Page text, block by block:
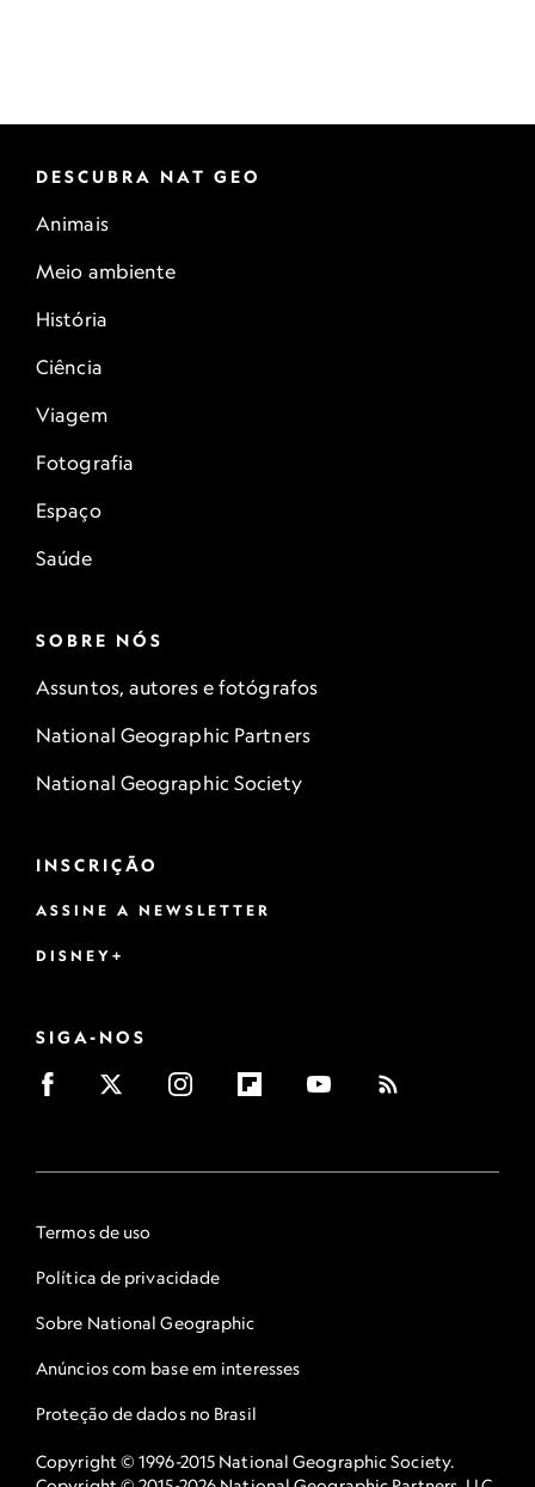
DESCUBRA NAT GEO
Animais
Meio ambiente
História
Ciência
Viagem
Fotografia
Espaço
Saúde
SOBRE NÓS
Assuntos, autores e fotógrafos
National Geographic Partners
National Geographic Society
INSCRIÇÃO
ASSINE A NEWSLETTER
DISNEY+
SIGA-NOS
Termos de uso
Política de privacidade
Sobre National Geographic
Anúncios com base em interesses
Proteção de dados no Brasil
Copyright © 1996-2015 National Geographic Society.